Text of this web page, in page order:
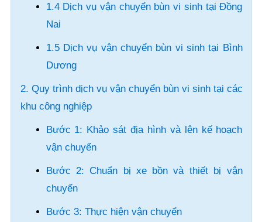
1.4 Dịch vụ vận chuyển bùn vi sinh tại Đồng
Nai
1.5 Dịch vụ vận chuyển bùn vi sinh tại Bình
Dương
2. Quy trình dịch vụ vận chuyển bùn vi sinh tại các
khu công nghiệp
Bước 1: Khảo sát địa hình và lên kế hoạch
vận chuyển
Bước 2: Chuẩn bị xe bồn và thiết bị vận
chuyển
Bước 3: Thực hiện vận chuyển